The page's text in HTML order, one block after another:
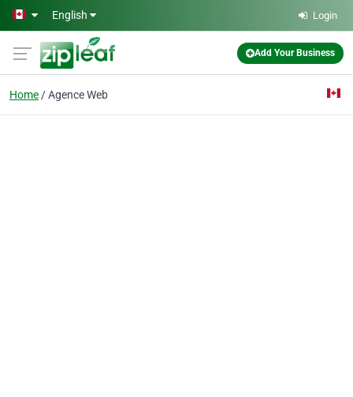
Skip to main content
English Login
Add Your Business
Home Agence Web